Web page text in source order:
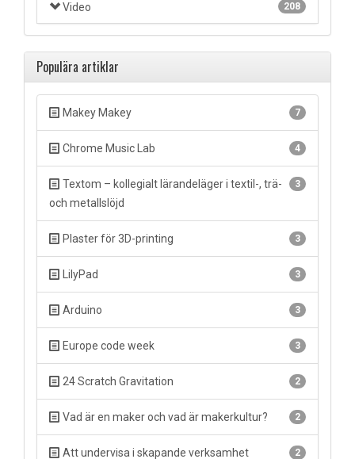
208
Video
Populära artiklar
7
Makey Makey
4
Chrome Music Lab
3
Textom – kollegialt lärandeläger i textil-, trä-
och metallslöjd
3
Plaster för 3D-printing
3
LilyPad
3
Arduino
3
Europe code week
2
24 Scratch Gravitation
2
Vad är en maker och vad är makerkultur?
2
Att undervisa i skapande verksamhet